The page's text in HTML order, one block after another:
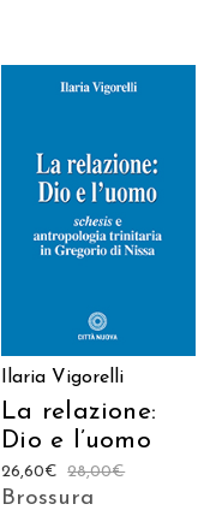
AGGIUNGI AL
CARRELLO
Ilaria Vigorelli
La relazione:
Dio e l’uomo
28,00€
26,60€
Brossura